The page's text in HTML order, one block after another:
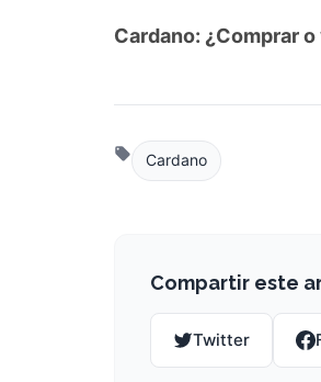
Cardano: ¿Comprar
Cardano
Compartir este
Twitter